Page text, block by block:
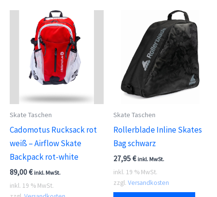
Skate Taschen
Cadomotus Rucksack rot
weiß – Airflow Skate
Backpack rot-white
89,00€ inkl. MwSt.
inkl. 19 % MwSt.
Skate Taschen
Rollerblade Inline Skates
Bag schwarz
27,95€ inkl. MwSt.
inkl. 19 % MwSt.
zzgl. Versandkosten